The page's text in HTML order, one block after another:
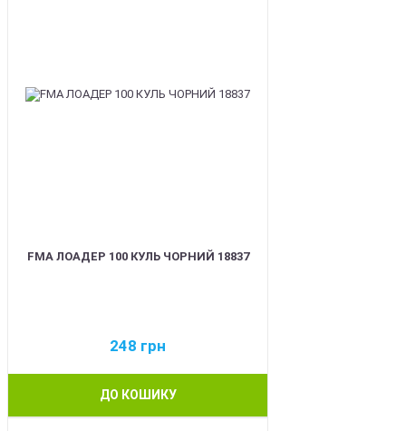
FMA ЛОАДЕР 100 КУЛЬ ЧОРНИЙ 18837
248 грн
ДО КОШИКУ